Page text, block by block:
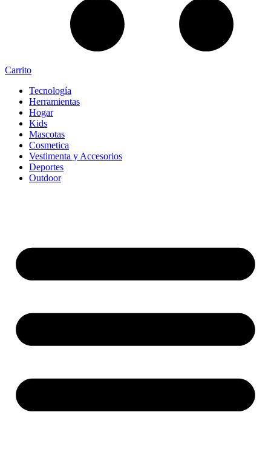
Carrito
Tecnología
Herramientas
Hogar
Kids
Mascotas
Cosmetica
Vestimenta y Accesorios
Deportes
Outdoor